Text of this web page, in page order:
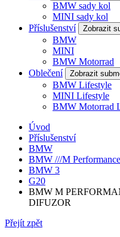
BMW sady kol
MINI sady kol
Příslušenství
Zobrazit
BMW
MINI
BMW Motorrad
Oblečení
Zobrazit
BMW Lifestyle
MINI Lifestyle
BMW Motorrad
Úvod
Příslušenství
BMW
BMW ///M Performance
BMW 3
G20
BMW M
DIFUZOR
Přejít zpět